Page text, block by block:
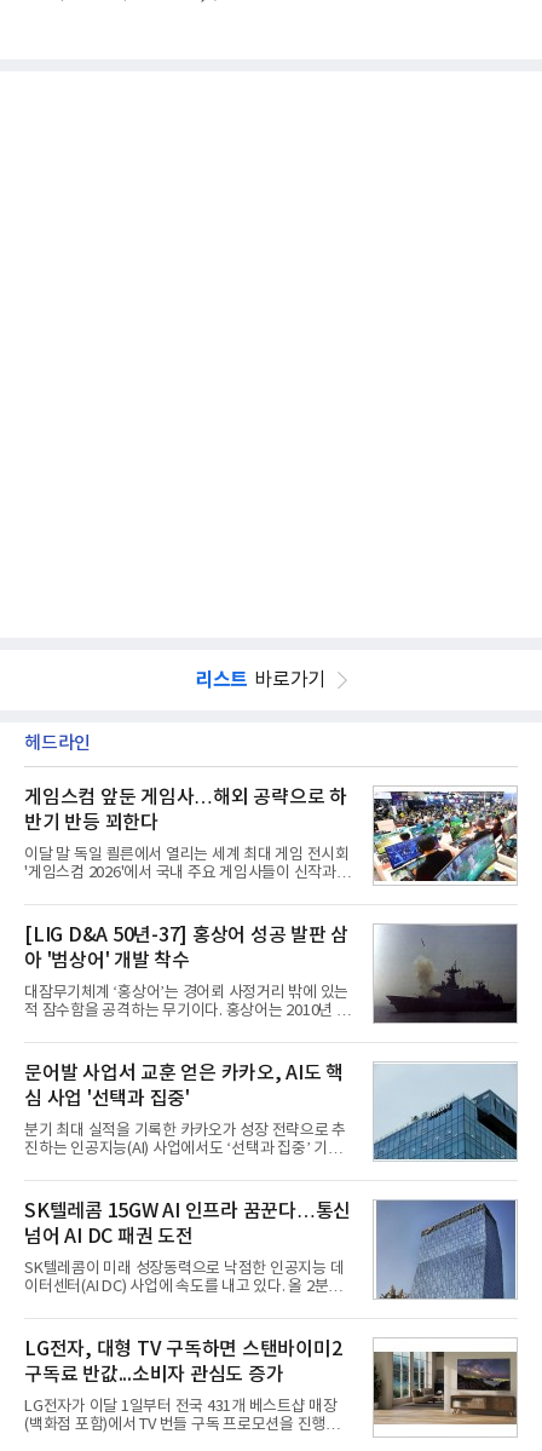
리스트 바로가기
헤드라인
게임스컴 앞둔 게임사…해외 공략으로 하
반기 반등 꾀한다
이달 말 독일 쾰른에서 열리는 세계 최대 게임 전시회
'게임스컴 2026'에서 국내 주요 게임사들이 신작과 글
체별로 엇갈린 가운데 하반기 신작 흥행과 해외 시장
성과가 실적을 좌우할 핵심 변수로 떠오르고 있다.8일
업계에 따르면 올해 상반기 게임업계는 기업별 성적
표가 크게 갈렸다. 대표적으로 크래프톤은 'PUBG: 배
틀그라운드'의 안정적인 성장에 힘입어 상반기 연결
기준 매출 2조6616억원, 영업이익 9725억원으로 역
대 최대 실적을 기록했다. 엔씨도 올해 출시한 '아이온
동기 대
[LIG D&A 50년-37] 홍상어 성공 발판 삼
아 '범상어' 개발 착수
대잠무기체계 ‘홍상어’는 경어뢰 사정거리 밖에 있는
적 잠수함을 공격하는 무기이다. 홍상어는 2010년 넥
이뤄졌다. 이후 2012년 한국형 구축함(KDX-1) 이상
의 함정에 실전 배치됐다.그해 7월 해군은 동해상에서
성능 검증을 위해 홍상어 시험발사를 실시했다. 이때
홍상어가 목표 지점에서 입수한 후 표적을 타격하지
못하고 물속에서 멈춰버리는 예상 밖의 일이 벌어졌
다. 2차 품질확인 사격 시험에서도 만족스러운 결과를
얻지 못했다. 완벽한 신뢰성 확보를 위해 LIG넥스원은
분야를
문어발 사업서 교훈 얻은 카카오, AI도 핵
심 사업 '선택과 집중'
분기 최대 실적을 기록한 카카오가 성장 전략으로 추
진하는 인공지능(AI) 사업에서도 ‘선택과 집중’ 기조
라 투자에 나서는 것과 달리, 카카오는 ‘카카오톡’이
라는 플랫폼 경쟁력을 활용한 AI 에이전트 서비스에
집중하는 전략이다. 과거 무리한 사업 확장 과정에서
겪었던 시행착오를 되풀이하지 않고 핵심 역량에 집
중하겠다는 취지로 풀이된다.7일 업계에 따르면 카카
오는 올해 2분기 연결 기준 매출 2조985억원, 영업이
익 2770억원을 기록했다. 전년 동기 대비 매출과 영업
은 4884억
SK텔레콤 15GW AI 인프라 꿈꾼다…통신
넘어 AI DC 패권 도전
SK텔레콤이 미래 성장동력으로 낙점한 인공지능 데
이터센터(AI DC) 사업에 속도를 내고 있다. 올 2분기
는 2035년까지 총 15GW(기가와트) 규모의 AI DC를
구축하겠다는 대형 청사진을 제시하면서다. 이에 따
라 경쟁 구도 역시 이동통신사인 KT, LG유플러스를
넘어 네이버, 삼성SDS 등 IT 인프라 기업으로 확장되
고 있다.7일 SK텔레콤에 따르면 회사는 올해 2분기
연결 기준 매출 4조 3591억원, 영업이익 5660억원을
기록했다. 매출은 전년 동기 대비 0.5%, 영업이익은
LG전자, 대형 TV 구독하면 스탠바이미2
구독료 반값...소비자 관심도 증가
LG전자가 이달 1일부터 전국 431개 베스트샵 매장
(백화점 포함)에서 TV 번들 구독 프로모션을 진행하고